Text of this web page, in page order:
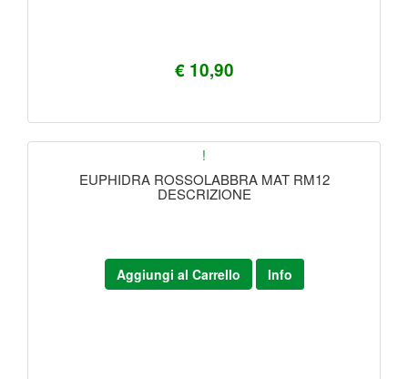
€ 10,90
!
EUPHIDRA ROSSOLABBRA MAT RM12
DESCRIZIONE
Aggiungi al Carrello Info